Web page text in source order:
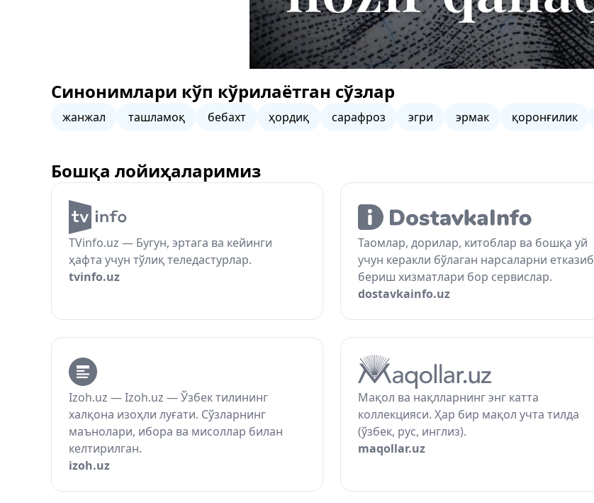
Синонимлари кўп кўрилаётган сўзлар
жанжал ташламоқ бебахт ҳордиқ сарафроз эгри эрмак қоронғилик
Бошқа лойиҳаларимиз
TVinfo.uz — Бугун, эртага ва кейинги
ҳафта учун тўлиқ теледастурлар.
tvinfo.uz
Таомлар, дорилар, китоблар ва бошқа уй
учун керакли бўлаган нарсаларни етказиб
бериш хизматлари бор сервислар.
dostavkainfo.uz
Izoh.uz — Izoh.uz — Ўзбек тилининг
халқона изоҳли луғати. Сўзларнинг
маънолари, ибора ва мисоллар билан
келтирилган.
izoh.uz
Мақол ва нақлларнинг энг катта
коллекцияси. Ҳар бир мақол учта тилда
(ўзбек, рус, инглиз).
maqollar.uz